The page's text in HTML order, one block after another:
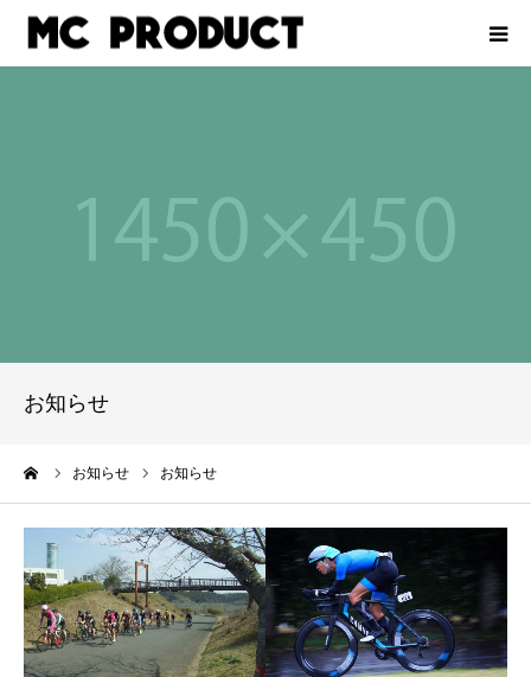
お知らせ
お知らせ お知らせ
イベントをお考えの企業様